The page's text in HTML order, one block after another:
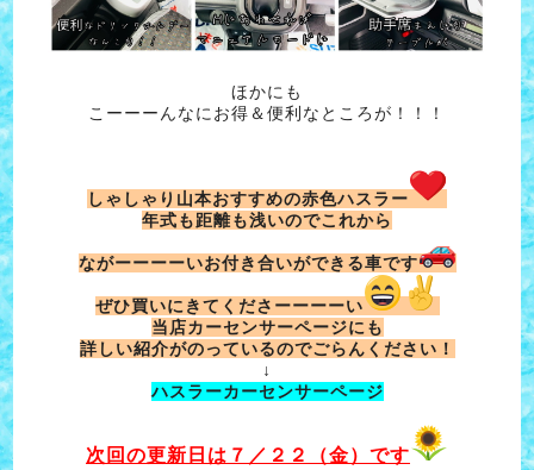
ほかにも
こーーーんなにお得＆便利なところが！！！
しゃしゃり山本おすすめの赤色ハスラー
年式も距離も浅いのでこれから
ながーーーーいお付き合いができる車です
ぜひ買いにきてくださーーーーい
当店カーセンサーページにも
詳しい紹介がのっているのでごらんください！
↓
ハスラーカーセンサーページ
次回の更新日は７／２２（金）です